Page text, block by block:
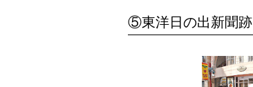
⑤東洋日の出新聞跡